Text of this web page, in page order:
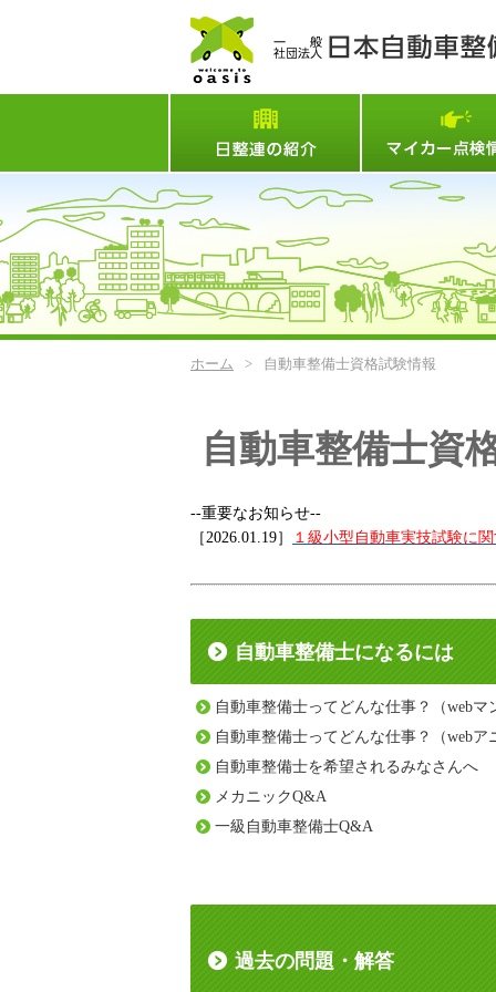
ホーム > 自動車整備士資格試験情報
自動車整備士資
--重要なお知らせ--
［2026.01.19］
１級小型自動車実技試験に
自動車整備士になるには
自動車整備士ってどんな仕事？（webマ
自動車整備士ってどんな仕事？（webア
自動車整備士を希望されるみなさんへ
メカニックQ&A
一級自動車整備士Q&A
過去の問題・解答